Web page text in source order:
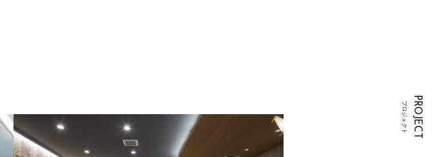
PROJECT
プロジェクト